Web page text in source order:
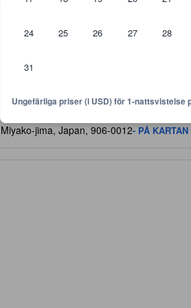
24 25 26 27 28
31
Ungefärliga priser (i USD) för 1-nattsvistelse
jima, Japan, 906-0012- PÅ KARTAN